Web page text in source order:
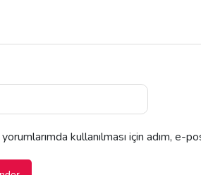
kullanılması için adım,